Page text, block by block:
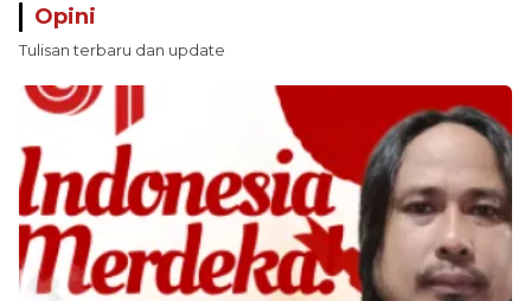
Opini
Tulisan terbaru dan update